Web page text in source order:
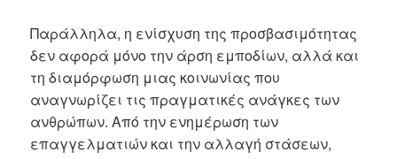
Παράλληλα, η ενίσχυση της προσβασιμότητας
δεν αφορά μόνο την άρση εμποδίων, αλλά και
τη διαμόρφωση μιας κοινωνίας που
αναγνωρίζει τις πραγματικές ανάγκες των
ανθρώπων. Από την ενημέρωση των
επαγγελματιών και την αλλαγή στάσεων,